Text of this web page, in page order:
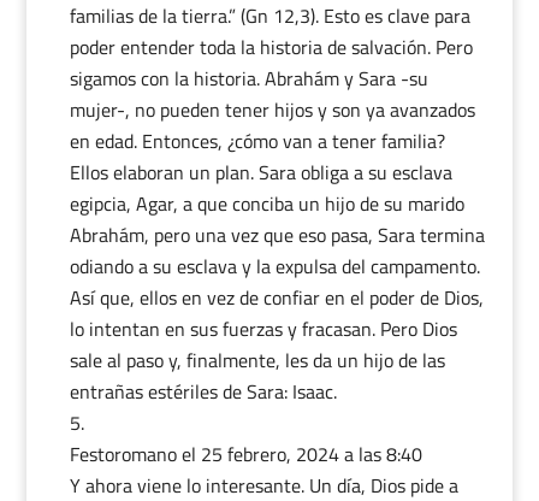
familias de la tierra.” (Gn 12,3). Esto es clave para
poder entender toda la historia de salvación. Pero
sigamos con la historia. Abrahám y Sara -su
mujer-, no pueden tener hijos y son ya avanzados
en edad. Entonces, ¿cómo van a tener familia?
Ellos elaboran un plan. Sara obliga a su esclava
egipcia, Agar, a que conciba un hijo de su marido
Abrahám, pero una vez que eso pasa, Sara termina
odiando a su esclava y la expulsa del campamento.
Así que, ellos en vez de confiar en el poder de Dios,
lo intentan en sus fuerzas y fracasan. Pero Dios
sale al paso y, finalmente, les da un hijo de las
entrañas estériles de Sara: Isaac.
Festoromanoel 25 febrero, 2024 a las 8:40
Y ahora viene lo interesante. Un día, Dios pide a